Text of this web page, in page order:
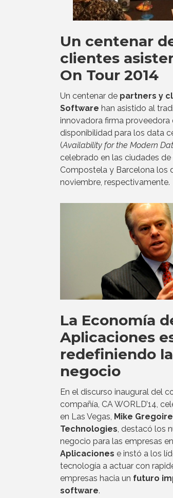
Un centenar
clientes
On Tour 2014
Un centenar de partners y
Software han asistido al
innovadora firma proveedora
disponibilidad para los data
(Availability for the Modern
celebrado en las ciudades
Compostela y Barcelona los
noviembre, respectivamente.
La Economía
Aplicaciones
redefiniendo
negocio
En el discurso inaugural del
compañía, CA WORLD’14,
en Las Vegas, Mike
Technologies , destacó los
negocio para las empresas
Aplicaciones e instó a los
tecnología a actuar con
empresas hacia un futuro
software.